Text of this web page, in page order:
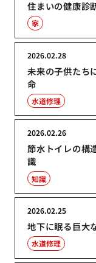
住まいの健康診
家
未来の子供たち
命
2026.02.28
水道修理
節水トイレの構
識
2026.02.26
知識
地下に眠る巨大
2026.02.25
水道修理